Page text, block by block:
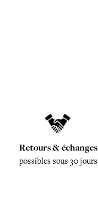
Retours & échanges
possibles sous 30 jours